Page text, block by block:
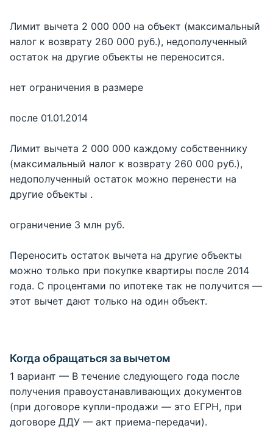
Лимит вычета 2 000 000 на объект (максимальный
налог к возврату 260 000 руб.), недополученный
остаток на другие объекты не переносится.
нет ограничения в размере
после 01.01.2014
Лимит вычета 2 000 000 каждому собственнику
(максимальный налог к возврату 260 000 руб.),
недополученный остаток можно перенести на
другие объекты .
ограничение 3 млн руб.
Переносить остаток вычета на другие объекты
можно только при покупке квартиры после 2014
года. С процентами по ипотеке так не получится —
этот вычет дают только на один объект.
Когда обращаться за вычетом
1 вариант — В течение следующего года после
получения правоустанавливающих документов
(при договоре купли-продажи — это ЕГРН, при
договоре ДДУ — акт приема-передачи).